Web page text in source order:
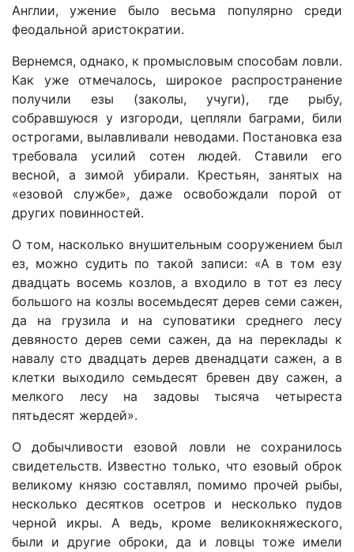
Англии, ужение было весьма популярно среди
феодальной аристократии.
Вернемся, однако, к промысловым способам ловли.
Как уже отмечалось, широкое распространение
получили езы (заколы, учуги), где рыбу,
собравшуюся у изгороди, цепляли баграми, били
острогами, вылавливали неводами. Постановка еза
требовала усилий сотен людей. Ставили его
весной, а зимой убирали. Крестьян, занятых на
«езовой службе», даже освобождали порой от
других повинностей.
О том, насколько внушительным сооружением был
ез, можно судить по такой записи: «А в том езу
двадцать восемь козлов, а входило в тот ез лесу
большого на козлы восемьдесят дерев семи сажен,
да на грузила и на суповатики среднего лесу
девяносто дерев семи сажен, да на переклады к
навалу сто двадцать дерев двенадцати сажен, а в
клетки выходило семьдесят бревен дву сажен, а
мелкого лесу на задовы тысяча четыреста
пятьдесят жердей».
О добычливости езовой ловли не сохранилось
свидетельств. Известно только, что езовый оброк
великому князю составлял, помимо прочей рыбы,
несколько десятков осетров и несколько пудов
черной икры. А ведь, кроме великокняжеского,
были и другие оброки, да и ловцы тоже имели